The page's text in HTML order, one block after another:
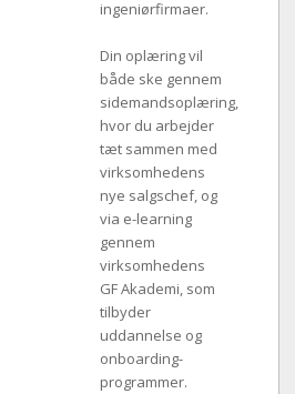
ingeniørfirmaer.
Din oplæring vil
både ske gennem
sidemandsoplæring,
hvor du arbejder
tæt sammen med
virksomhedens
nye salgschef, og
via e-learning
gennem
virksomhedens
GF Akademi, som
tilbyder
uddannelse og
onboarding-
programmer.